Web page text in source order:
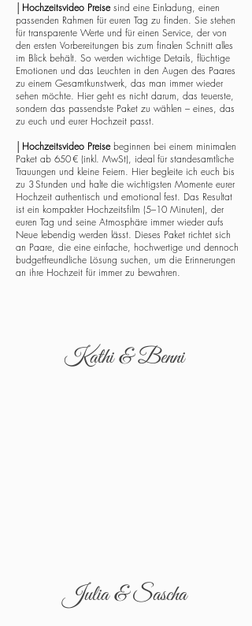
Hochzeitsvideo Preisesind eine Einladung, einen
passenden Rahmen für euren Tag zu finden. Sie stehen
für transparente Werte und für einen Service, der von
den ersten Vorbereitungen bis zum finalen Schnitt alles
im Blick behält. So werden wichtige Details, flüchtige
Emotionen und das Leuchten in den Augen des Paares
zu einem Gesamtkunstwerk, das man immer wieder
sehen möchte. Hier geht es nicht darum, das teuerste,
sondern das passendste Paket zu wählen – eines, das
zu euch und eurer Hochzeit passt.
Hochzeitsvideo Preisebeginnen bei einem minimalen
Paket ab 650 € (inkl. MwSt), ideal für standesamtliche
Trauungen und kleine Feiern. Hier begleite ich euch bis
zu 3 Stunden und halte die wichtigsten Momente eurer
Hochzeit authentisch und emotional fest. Das Resultat
ist ein kompakter Hochzeitsfilm (5–10 Minuten), der
euren Tag und seine Atmosphäre immer wieder aufs
Neue lebendig werden lässt. Dieses Paket richtet sich
an Paare, die eine einfache, hochwertige und dennoch
budgetfreundliche Lösung suchen, um die Erinnerungen
an ihre Hochzeit für immer zu bewahren.
Kathi & Benni
Julia & Sascha